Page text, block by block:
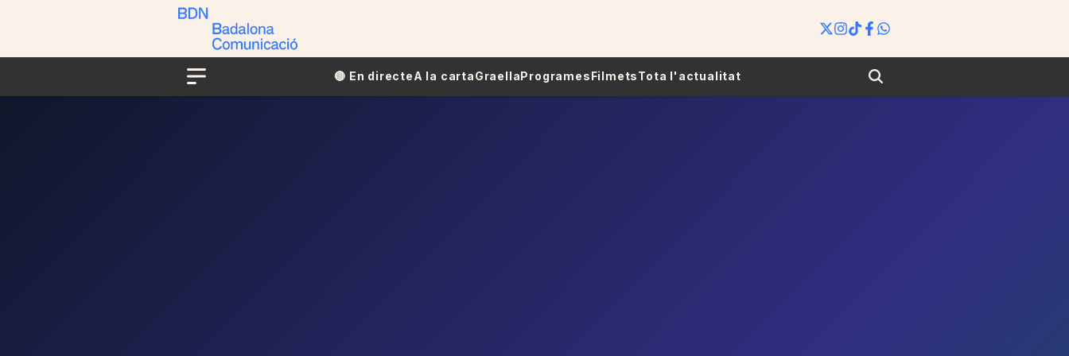
Menu
🔴​​ En directeA la cartaGraellaProgramesFilmetsTota l'actualitat Search